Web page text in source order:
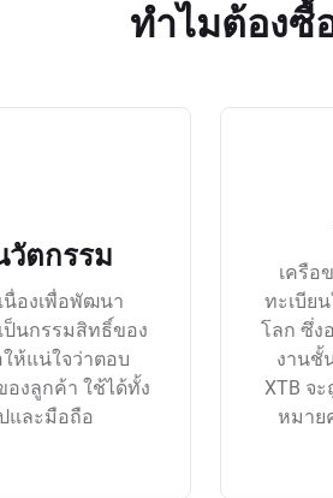
ทำไมต้องซื้
ตกรรม
นื่องเพื่อพัฒนา
ป็นกรรมสิทธิ์ของ
ให้แน่ใจว่าตอบ
งลูกค้า ใช้ได้ทั้ง
และมือถือ
เครือ
ทะเบีย
โลก ซึ่ง
งานชั้
XTB จ
หมาย